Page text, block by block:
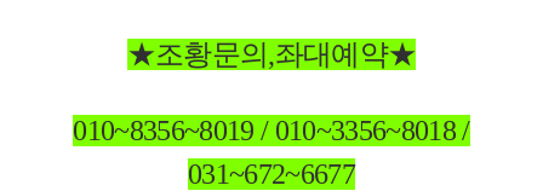
★조황문의,좌대예약★
010~8356~8019 / 010~3356~8018 /
031~672~6677